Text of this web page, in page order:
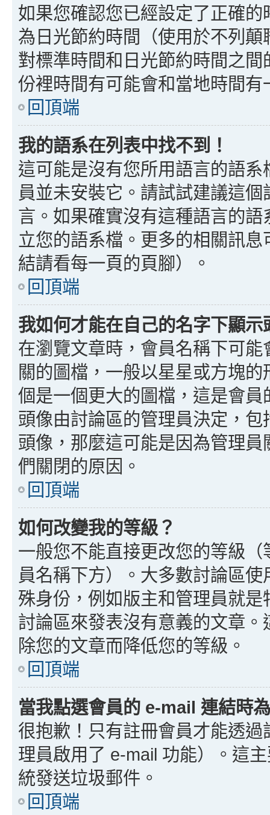
如果您確認您已經設定了正確
為日光節約時間（使用於不列
對標準時間和日光節約時間之
份裡時間有可能會和當地時間
回頂端
我的語系在列表中找不到！
這可能是沒有您所用語言的語
員並未安裝它。請試試建議這
言。如果確實沒有這種語言的
立您的語系檔。更多的相關訊
結請看每一頁的頁腳）。
回頂端
我如何才能在自己的名字下顯
在瀏覽文章時，會員名稱下可
關的圖檔，一般以星星或方塊
個是一個更大的圖檔，這是會
頭像由討論區的管理員決定，
頭像，那麼這可能是因為管理
們關閉的原因。
回頂端
如何改變我的等級？
一般您不能直接更改您的等級
員名稱下方）。大多數討論區
殊身份，例如版主和管理員就
討論區來發表沒有意義的文章
除您的文章而降低您的等級。
回頂端
當我點選會員的 e-mail 連結時
很抱歉！只有註冊會員才能透
理員啟用了 e-mail 功能）。這
統發送垃圾郵件。
回頂端